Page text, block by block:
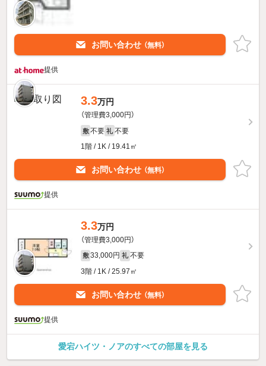
お問い合わせ （無料）
提供
3.3万円
（管理費3,000円）
敷 不要 礼 不要
1階 / 1K / 19.41㎡
お問い合わせ （無料）
提供
3.3万円
（管理費3,000円）
敷 33,000円 礼 不要
3階 / 1K / 25.97㎡
お問い合わせ （無料）
提供
愛宕ハイツ・ノアのすべての部屋を見る